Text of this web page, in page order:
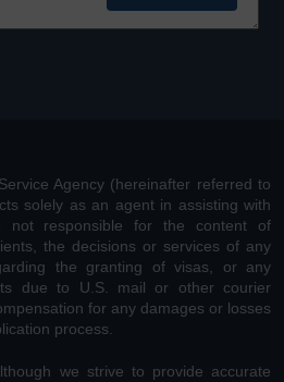
Agency (hereinafter referred to
solely as an agent in assisting with
not responsible for the content of
the decisions or services of any
the granting of visas, or any
due to U.S. mail or other courier
for any damages or losses
process.
we strive to provide accurate